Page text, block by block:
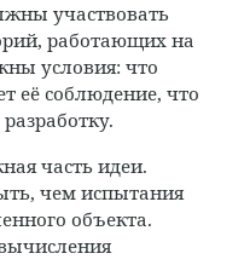
участвовать
работающих на
условия: что
её соблюдение, что
часть идеи.
чем испытания
объекта.